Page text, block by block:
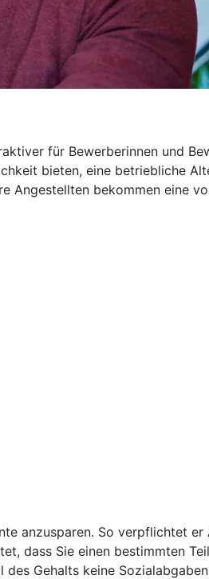
für Bewerberinnen und
bieten, eine betriebliche
Angestellten bekommen eine
anzusparen. So verpflichtet er
dass Sie einen bestimmten
Gehalts keine